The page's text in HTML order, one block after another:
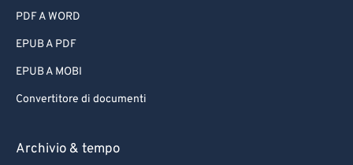
PDF A WORD
EPUB A PDF
EPUB A MOBI
Convertitore di documenti
Archivio & tempo